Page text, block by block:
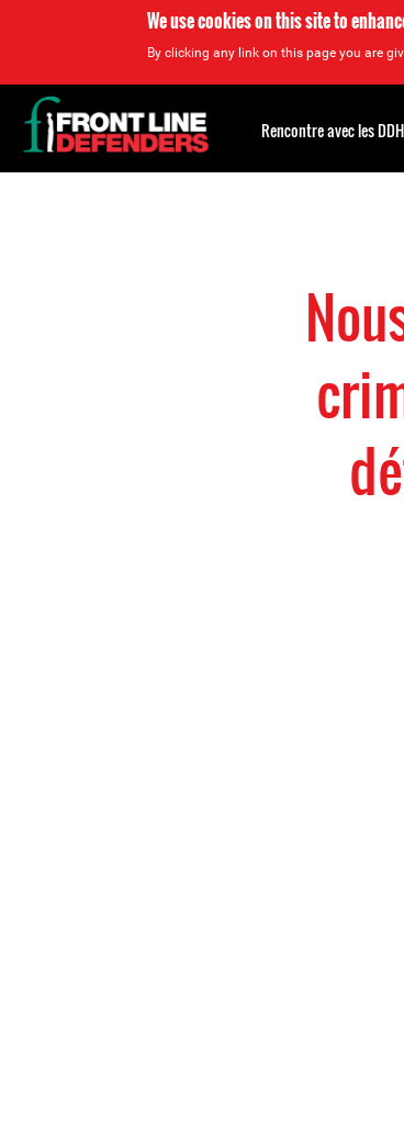
We use cookies on this site to
By clicking any link on this page you are
Back
to
top
Rencontre avec les DDH